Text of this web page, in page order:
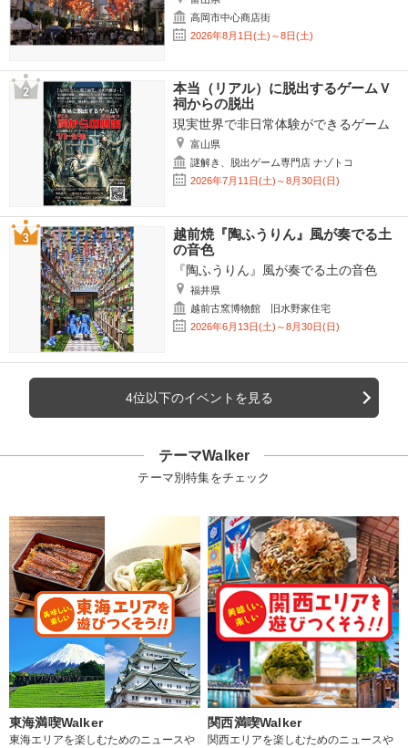
高岡市中心商店街
2026年8月1日(土)～8日(土)
本当（リアル）に脱出するゲームＶ
祠からの脱出
現実世界で非日常体験ができるゲーム
富山県
謎解き、脱出ゲーム専門店 ナゾトコ
2026年7月11日(土)～8月30日(日)
越前焼『陶ふうりん』風が奏でる土
の音色
『陶ふうりん』風が奏でる土の音色
福井県
越前古窯博物館 旧水野家住宅
2026年6月13日(土)～8月30日(日)
4位以下のイベントを見る
テーマWalker
テーマ別特集をチェック
東海満喫Walker
東海エリアを楽しむためのニュースや
関西満喫Walker
関西エリアを楽しむためのニュースや